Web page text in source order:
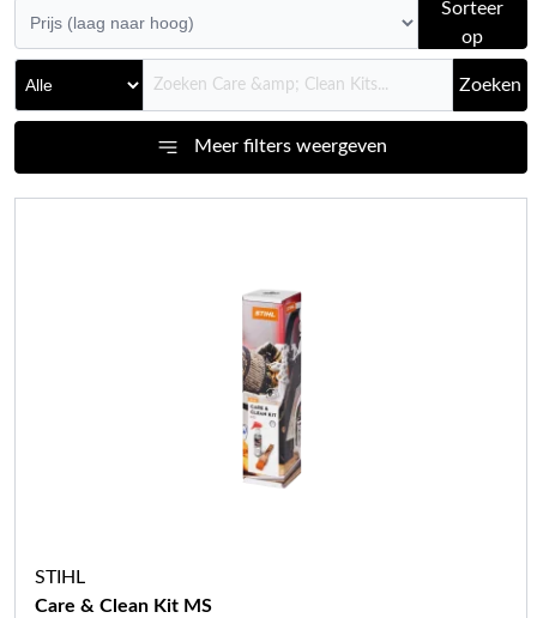
Sorteer
op
Zoeken
Meer filters weergeven
STIHL
Care & Clean Kit MS